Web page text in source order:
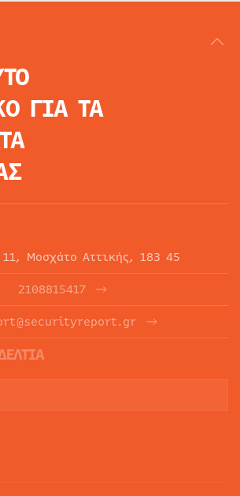
ΓΙΑ ΤΑ
Μοσχάτο Αττικής, 183 45
2108815417